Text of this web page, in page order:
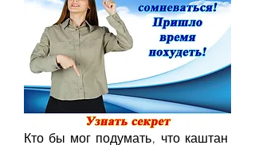
Кто бы мог подумать, что каштан